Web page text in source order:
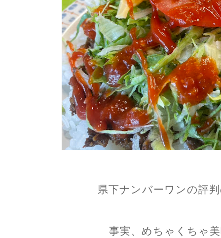
県下ナンバーワンの評
事実、めちゃくちゃ